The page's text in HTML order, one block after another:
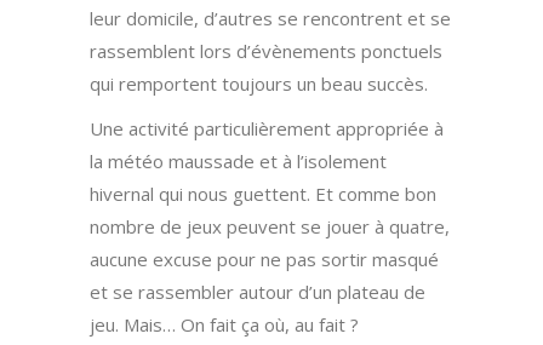
leur domicile, d’autres se rencontrent et se
rassemblent lors d’évènements ponctuels
qui remportent toujours un beau succès.
Une activité particulièrement appropriée à
la météo maussade et à l’isolement
hivernal qui nous guettent. Et comme bon
nombre de jeux peuvent se jouer à quatre,
aucune excuse pour ne pas sortir masqué
et se rassembler autour d’un plateau de
jeu. Mais… On fait ça où, au fait ?